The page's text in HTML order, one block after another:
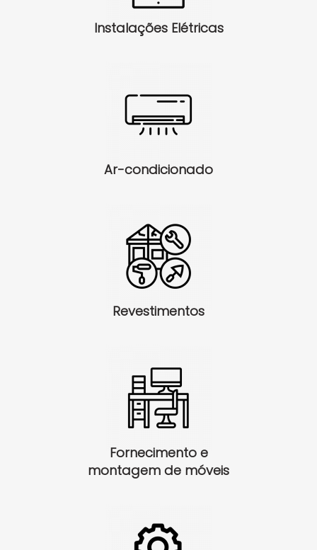
Instalações Elétricas
Ar-condicionado
Revestimentos
Fornecimento e
montagem de móveis